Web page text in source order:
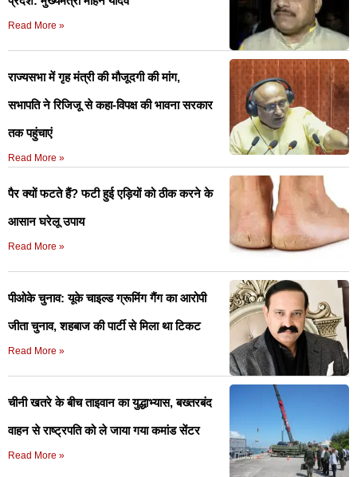
Read More »
राज्यसभा में गृह मंत्री की मौजूदगी की मांग,
सभापति ने रिजिजू से कहा-विपक्ष की भावना सरकार
तक पहुंचाएं
Read More »
पैर क्यों फटते हैं? फटी हुई एड़ियों को ठीक करने के
आसान घरेलू उपाय
Read More »
पीओके चुनाव: यूके चाइल्ड ग्रूमिंग गैंग का आरोपी
जीता चुनाव, शहबाज की पार्टी से मिला था टिकट
Read More »
चीनी खतरे के बीच ताइवान का युद्धाभ्यास, बख्तरबंद
वाहन से राष्ट्रपति को ले जाया गया कमांड सेंटर
Read More »